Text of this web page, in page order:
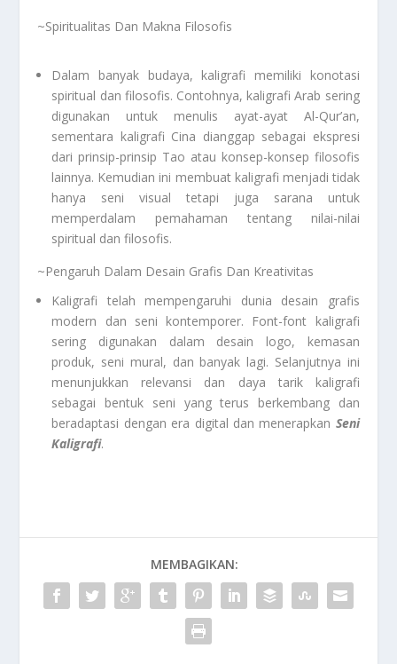
~Spiritualitas Dan Makna Filosofis
Dalam banyak budaya, kaligrafi memiliki konotasi
spiritual dan filosofis. Contohnya, kaligrafi Arab sering
digunakan untuk menulis ayat-ayat Al-Qur’an,
sementara kaligrafi Cina dianggap sebagai ekspresi
dari prinsip-prinsip Tao atau konsep-konsep filosofis
lainnya. Kemudian ini membuat kaligrafi menjadi tidak
hanya seni visual tetapi juga sarana untuk
memperdalam pemahaman tentang nilai-nilai
spiritual dan filosofis.
~Pengaruh Dalam Desain Grafis Dan Kreativitas
Kaligrafi telah mempengaruhi dunia desain grafis
modern dan seni kontemporer. Font-font kaligrafi
sering digunakan dalam desain logo, kemasan
produk, seni mural, dan banyak lagi. Selanjutnya ini
menunjukkan relevansi dan daya tarik kaligrafi
sebagai bentuk seni yang terus berkembang dan
beradaptasi dengan era digital dan menerapkan Seni
Kaligrafi.
MEMBAGIKAN: